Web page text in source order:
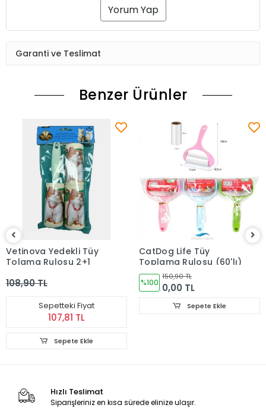
Yorum Yap
Garanti ve Teslimat
Benzer Ürünler
Vetinova Yedekli Tüy
Tolama Rulosu 2+1
108,90 TL
Sepetteki Fiyat
107,81 TL
Sepete Ekle
CatDog Life Tüy
Toplama Rulosu (60'lı)
%100
150,90 TL
0,00 TL
Sepete Ekle
Hızlı Teslimat
Siparişleriniz en kısa sürede elinize ulaşır.